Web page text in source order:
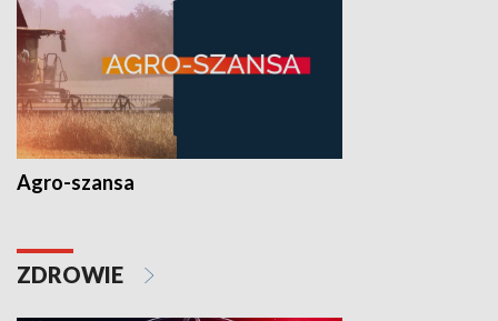
Agro-szansa
ZDROWIE